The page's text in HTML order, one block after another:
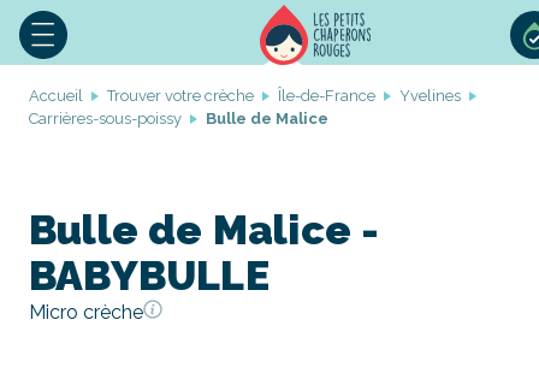
Accueil Trouver votre crèche Île-de-France
Yvelines
Carrières-sous-poissy
Bulle de Malice
Bulle de Malice -
BABYBULLE
Micro crèche